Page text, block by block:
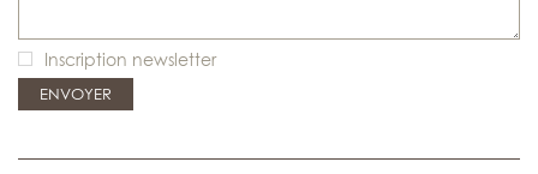
Inscription newsletter